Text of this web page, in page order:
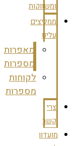
ומשווקות
ממליצים
עלינו
מאפרות
מספרות
לקוחות
מספרות
צרי
קשר
מועדון